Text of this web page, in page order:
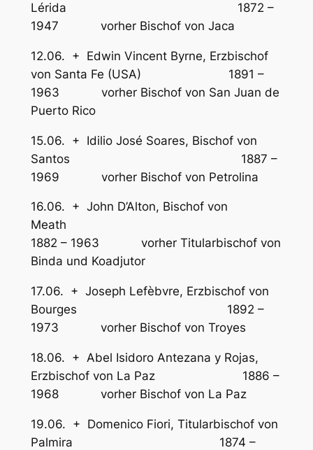
Lérida 1872 –
1947 vorher Bischof von Jaca
12.06. + Edwin Vincent Byrne, Erzbischof
von Santa Fe (USA) 1891 –
1963 vorher Bischof von San Juan de
Puerto Rico
15.06. + Idilio José Soares, Bischof von
Santos 1887 –
1969 vorher Bischof von Petrolina
16.06. + John D’Alton, Bischof von
Meath
1882 – 1963 vorher Titularbischof von
Binda und Koadjutor
17.06. + Joseph Lefèbvre, Erzbischof von
Bourges 1892 –
1973 vorher Bischof von Troyes
18.06. + Abel Isidoro Antezana y Rojas,
Erzbischof von La Paz 1886 –
1968 vorher Bischof von La Paz
19.06. + Domenico Fiori, Titularbischof von
Palmira 1874 –